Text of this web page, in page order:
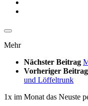
Mehr
Nächster Beitrag
Vorheriger Beitrag
und Löffeltrunk
1x im Monat das Neuste